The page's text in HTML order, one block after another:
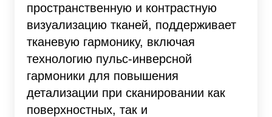
пространственную и контрастную
визуализацию тканей, поддерживает
тканевую гармонику, включая
технологию пульс-инверсной
гармоники для повышения
детализации при сканировании как
поверхностных, так и